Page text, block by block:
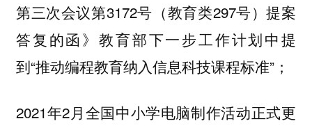
第三次会议第3172号（教育类297号）提案
答复的函》教育部下一步工作计划中提
到“推动编程教育纳入信息科技课程标准”；
2021年2月全国中小学电脑制作活动正式更